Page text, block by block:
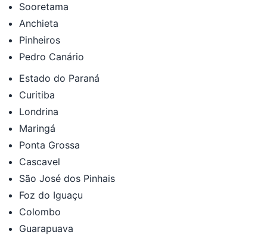
Sooretama
Anchieta
Pinheiros
Pedro Canário
Estado do Paraná
Curitiba
Londrina
Maringá
Ponta Grossa
Cascavel
São José dos Pinhais
Foz do Iguaçu
Colombo
Guarapuava